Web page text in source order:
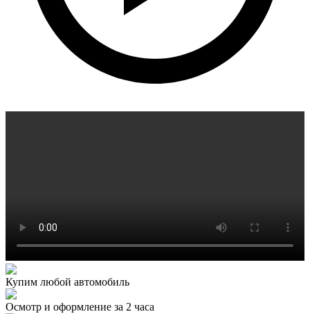
Купим любой автомобиль
Осмотр и оформление за 2 часа